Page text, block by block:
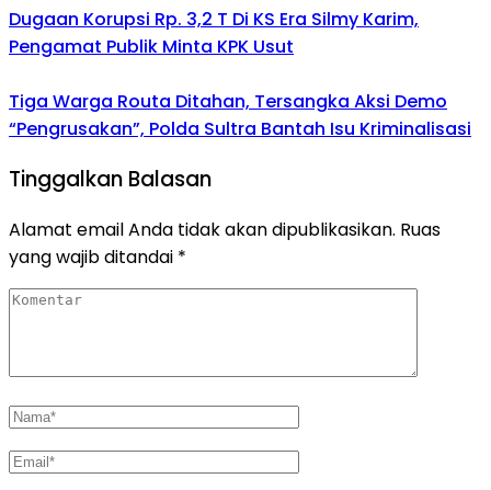
Dugaan Korupsi Rp. 3,2 T Di KS Era Silmy Karim,
Pengamat Publik Minta KPK Usut
Tiga Warga Routa Ditahan, Tersangka Aksi Demo
“Pengrusakan”, Polda Sultra Bantah Isu Kriminalisasi
Tinggalkan Balasan
Alamat email Anda tidak akan dipublikasikan. Ruas
yang wajib ditandai *